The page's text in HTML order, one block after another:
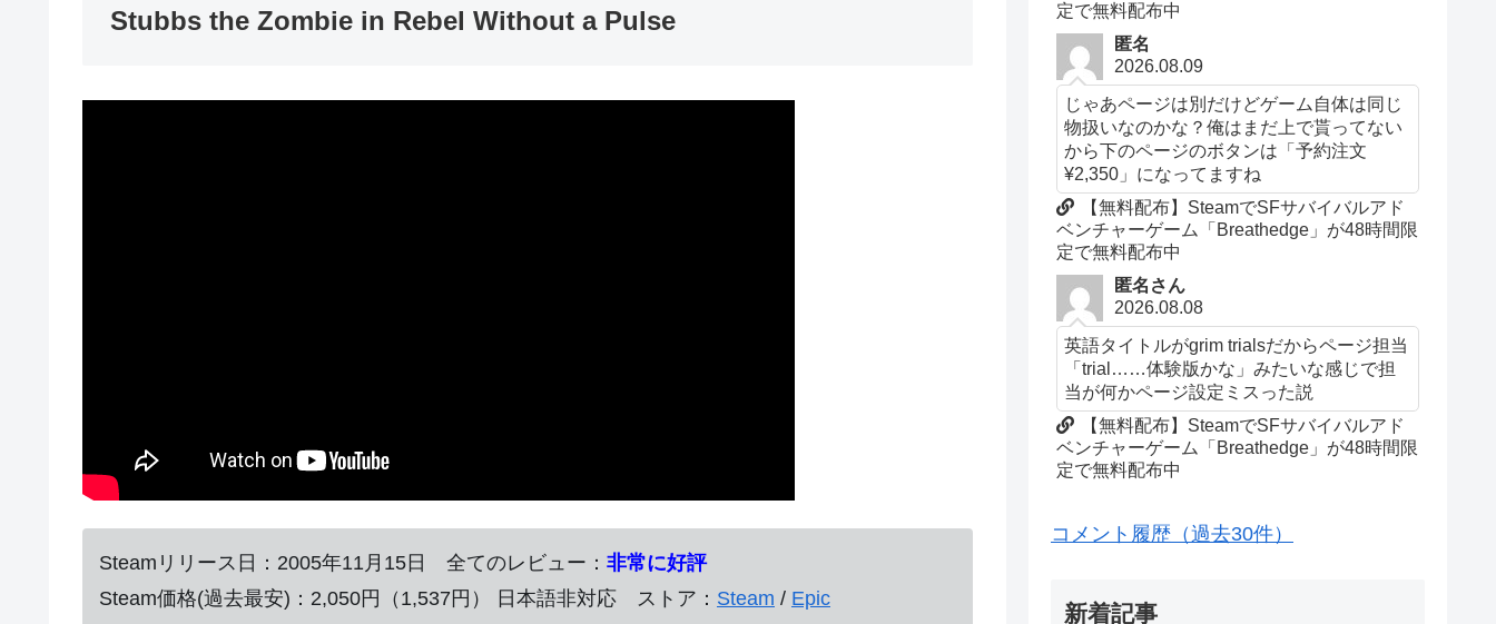
Stubbs the Zombie in Rebel Without a Pulse
Steamリリース日：2005年11月15日 全てのレビュー： 非常に好評
Steam価格(過去最安)：2,050円（1,537円） 日本語非対応 ストア： Steam / Epic
定で無料配布中
匿名
2026.08.09
じゃあページは別だけどゲーム自体は同じ
物扱いなのかな？俺はまだ上で貰ってない
から下のページのボタンは「予約注文
¥2,350」になってますね
【無料配布】SteamでSFサバイバルアド
ベンチャーゲーム「Breathedge」が48時間限
定で無料配布中
匿名さん
2026.08.08
英語タイトルがgrim trialsだからページ担当
「trial……体験版かな」みたいな感じで担
当が何かページ設定ミスった説
【無料配布】SteamでSFサバイバルアド
ベンチャーゲーム「Breathedge」が48時間限
定で無料配布中
コメント履歴（過去30件）
新着記事